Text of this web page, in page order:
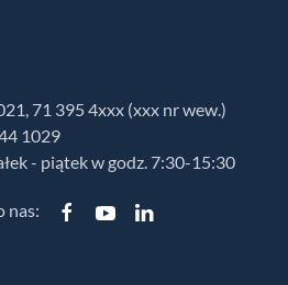
71 395 4xxx (xxx nr wew.)
1029
- piątek w godz. 7:30-15:30
nas: